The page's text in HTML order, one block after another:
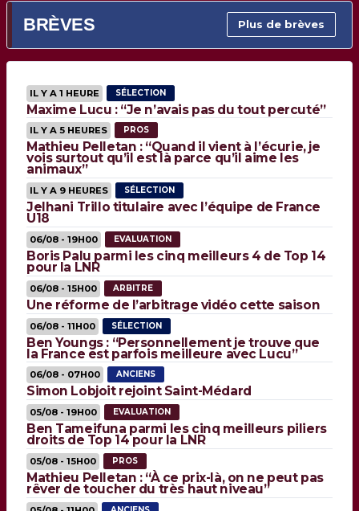
BRÈVES Plus de brèves
IL Y A 1 HEURE SÉLECTION
Maxime Lucu : “Je n’avais pas du tout percuté”
IL Y A 5 HEURES PROS
Mathieu Pelletan : “Quand il vient à l’écurie, je
vois surtout qu’il est là parce qu’il aime les
animaux”
IL Y A 9 HEURES SÉLECTION
Jelhani Trillo titulaire avec l’équipe de France
U18
06/08 - 19H00 EVALUATION
Boris Palu parmi les cinq meilleurs 4 de Top 14
pour la LNR
06/08 - 15H00 ARBITRE
Une réforme de l’arbitrage vidéo cette saison
06/08 - 11H00 SÉLECTION
Ben Youngs : “Personnellement je trouve que
la France est parfois meilleure avec Lucu”
06/08 - 07H00 ANCIENS
Simon Lobjoit rejoint Saint-Médard
05/08 - 19H00 EVALUATION
Ben Tameifuna parmi les cinq meilleurs piliers
droits de Top 14 pour la LNR
05/08 - 15H00 PROS
Mathieu Pelletan : “À ce prix-là, on ne peut pas
rêver de toucher du très haut niveau”